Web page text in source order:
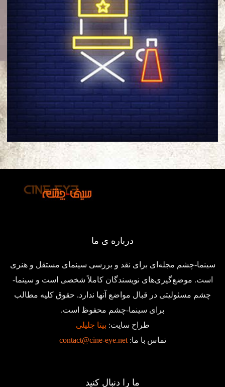
درباره ی ما
سینما-چشم مجله‌ای برای نقد و بررسی سینمای مستقل و هنری
است. موضع‌گیری‌های نویسندگان کاملاً شخصی است و سینما-
چشم مسئولیتی در قبال مواضع آنها ندارد. حقوق کلیه مطالب
برای سینما-چشم محفوظ است.
طراح سایت: بیتا جلیلی
تماس با ما:contact@cine-eye.net
ما را دنبال کنید